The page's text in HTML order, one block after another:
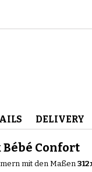
DELIVERY
Confort
mit den Maßen